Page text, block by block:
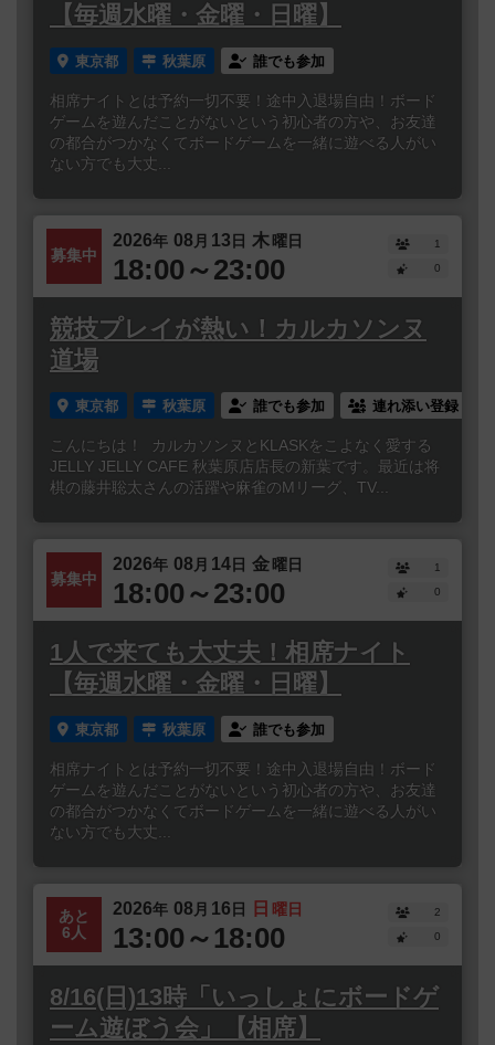
【毎週水曜・金曜・日曜】
東京都 秋葉原 誰でも参加
相席ナイトとは予約一切不要！途中入退場自由！ボード
ゲームを遊んだことがないという初心者の方や、お友達
の都合がつかなくてボードゲームを一緒に遊べる人がい
ない方でも大丈...
募集中
2026年 08 月 13日 木曜日
18:00～23:00
1
0
競技プレイが熱い！カルカソンヌ
道場
東京都 秋葉原 誰でも参加 連れ添い登録
こんにちは！ カルカソンヌとKLASKをこよなく愛する
JELLY JELLY CAFE 秋葉原店店長の新葉です。最近は将
棋の藤井聡太さんの活躍や麻雀のMリーグ、TV...
募集中
2026年 08 月 14日 金曜日
18:00～23:00
1
0
1人で来ても大丈夫！相席ナイト
【毎週水曜・金曜・日曜】
東京都 秋葉原 誰でも参加
相席ナイトとは予約一切不要！途中入退場自由！ボード
ゲームを遊んだことがないという初心者の方や、お友達
の都合がつかなくてボードゲームを一緒に遊べる人がい
ない方でも大丈...
あと
6人
2026年 08 月 16日 日 曜日
13:00～18:00
2
0
8/16(日)13時「いっしょにボードゲ
ーム遊ぼう会」【相席】